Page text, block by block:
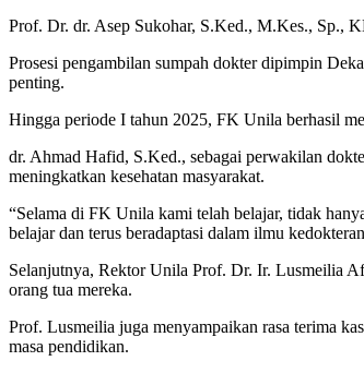
Prof. Dr. dr. Asep Sukohar, S.Ked., M.Kes., Sp.,
Prosesi pengambilan sumpah dokter dipimpin
penting.
Hingga periode I tahun 2025, FK Unila berhasil
dr. Ahmad Hafid, S.Ked., sebagai perwakilan
meningkatkan kesehatan masyarakat.
“Selama di FK Unila kami telah belajar, tidak
belajar dan terus beradaptasi dalam ilmu
Selanjutnya, Rektor Unila Prof. Dr. Ir. Lusmeilia
orang tua mereka.
Prof. Lusmeilia juga menyampaikan rasa terima
masa pendidikan.